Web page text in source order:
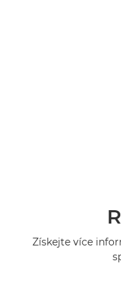
Získejte více